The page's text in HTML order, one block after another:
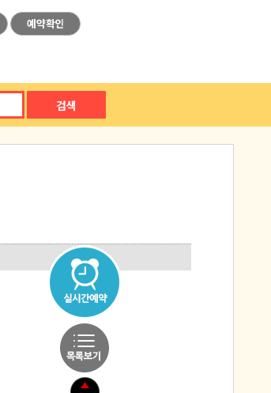
예약확인
검색